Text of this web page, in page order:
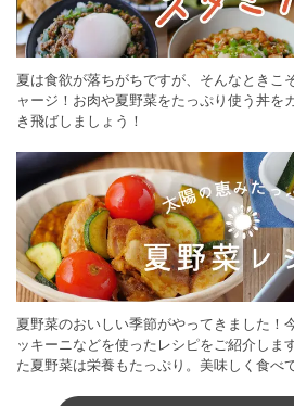
夏は食欲が落ちがちですが、そんなときこ
ャージ！お肉や夏野菜をたっぷり使う丼を
き飛ばしましょう！
夏野菜のおいしい季節がやってきました！
ッキーニなどを使ったレシピをご紹介しま
た夏野菜は栄養もたっぷり。美味しく食べ